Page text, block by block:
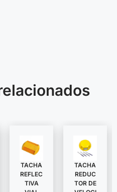
TACHA
REFLEC
TIVA
TACHA
REDUC
TOR DE